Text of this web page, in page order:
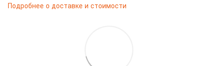
Подробнее о доставке и стоимости